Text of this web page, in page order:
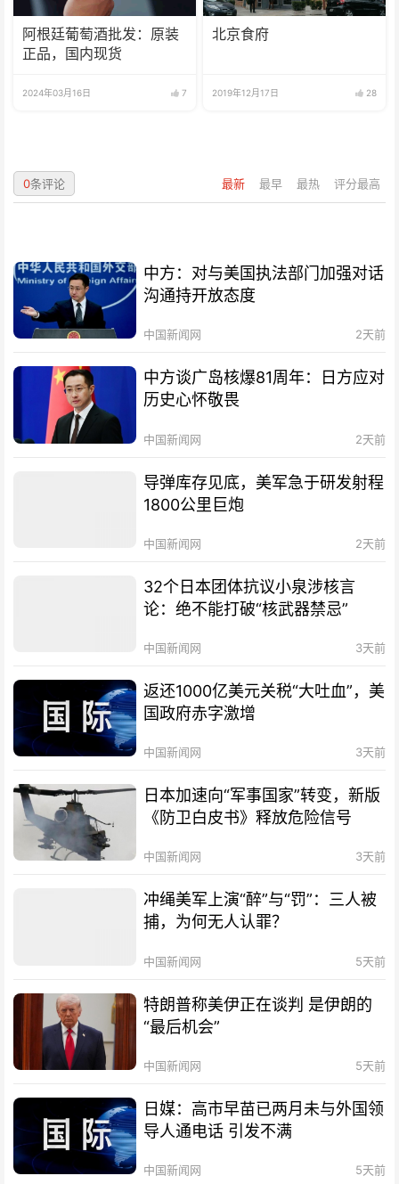
阿根廷葡萄酒批发：原装
正品，国内现货
2024年03月16日 7
北京食府
2019年12月17日 28
最新 最早 最热 评分最高
0条评论
中方：对与美国执法部门加强对话
沟通持开放态度
中国新闻网 2天前
中方谈广岛核爆81周年：日方应对
历史心怀敬畏
中国新闻网 2天前
导弹库存见底，美军急于研发射程
1800公里巨炮
中国新闻网 2天前
32个日本团体抗议小泉涉核言
论：绝不能打破“核武器禁忌”
中国新闻网 3天前
返还1000亿美元关税“大吐血”，美
国政府赤字激增
中国新闻网 3天前
日本加速向“军事国家”转变，新版
《防卫白皮书》释放危险信号
中国新闻网 3天前
冲绳美军上演“醉”与“罚”：三人被
捕，为何无人认罪？
中国新闻网 5天前
特朗普称美伊正在谈判 是伊朗的
“最后机会”
中国新闻网 5天前
日媒：高市早苗已两月未与外国领
导人通电话 引发不满
中国新闻网 5天前